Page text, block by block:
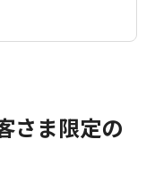
さま限定の